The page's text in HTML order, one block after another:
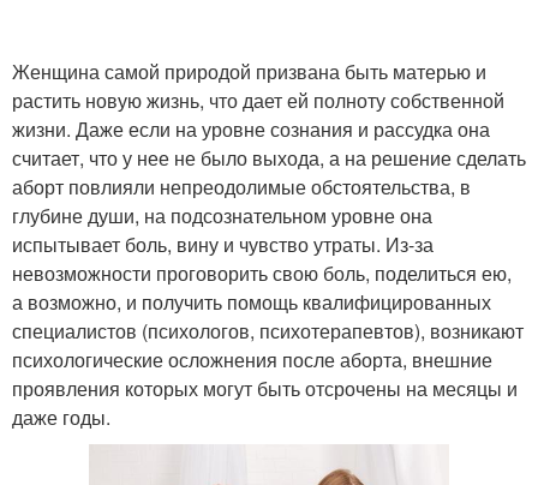
Женщина самой природой призвана быть матерью и
растить новую жизнь, что дает ей полноту собственной
жизни. Даже если на уровне сознания и рассудка она
считает, что у нее не было выхода, а на решение сделать
аборт повлияли непреодолимые обстоятельства, в
глубине души, на подсознательном уровне она
испытывает боль, вину и чувство утраты. Из-за
невозможности проговорить свою боль, поделиться ею,
а возможно, и получить помощь квалифицированных
специалистов (психологов, психотерапевтов), возникают
психологические осложнения после аборта, внешние
проявления которых могут быть отсрочены на месяцы и
даже годы.